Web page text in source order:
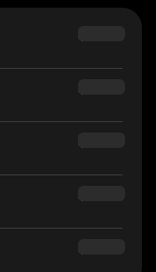
$69.90
$54.90
$34.95
$160.00
$180.00